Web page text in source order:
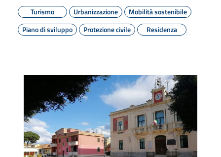
Turismo
Urbanizzazione
Mobilità sostenibile
Piano di sviluppo
Protezione civile Residenza